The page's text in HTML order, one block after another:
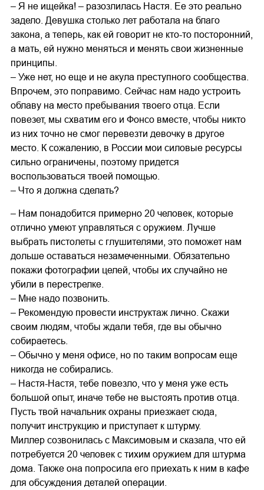
– Я не ищейка! – разозлилась Настя. Ее это реально
задело. Девушка столько лет работала на благо
закона, а теперь, как ей говорит не кто-то посторонний,
а мать, ей нужно меняться и менять свои жизненные
принципы.
– Уже нет, но еще и не акула преступного сообщества.
Впрочем, это поправимо. Сейчас нам надо устроить
облаву на место пребывания твоего отца. Если
повезет, мы схватим его и Фонсо вместе, чтобы никто
из них точно не смог перевезти девочку в другое
место. К сожалению, в России мои силовые ресурсы
сильно ограничены, поэтому придется
воспользоваться твоей помощью.
– Что я должна сделать?
– Нам понадобится примерно 20 человек, которые
отлично умеют управляться с оружием. Лучше
выбрать пистолеты с глушителями, это поможет нам
дольше оставаться незамеченными. Обязательно
покажи фотографии целей, чтобы их случайно не
убили в перестрелке.
– Мне надо позвонить.
– Рекомендую провести инструктаж лично. Скажи
своим людям, чтобы ждали тебя, где вы обычно
собираетесь.
– Обычно у меня офисе, но по таким вопросам еще
никогда не собирались.
– Настя-Настя, тебе повезло, что у меня уже есть
большой опыт, иначе тебе не выстоять против отца.
Пусть твой начальник охраны приезжает сюда,
получит инструкцию и приступает к штурму.
Миллер созвонилась с Максимовым и сказала, что ей
потребуется 20 человек с тихим оружием для штурма
дома. Также она попросила его приехать к ним в кафе
для обсуждения деталей операции.